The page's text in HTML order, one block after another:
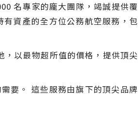
名專家的龐大團隊，竭誠提供覆
資產的全方位公務航空服務，包
以最物超所值的價格，提供頂尖
要。 這些服務由旗下的頂尖品牌